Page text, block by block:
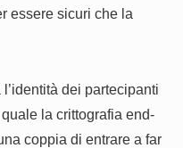
essere sicuri che la
dei partecipanti
la crittografia end-
coppia di entrare a far